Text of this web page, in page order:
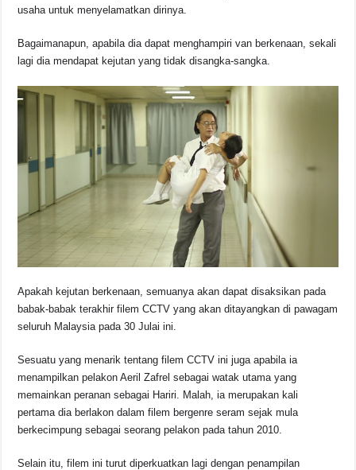
usaha untuk menyelamatkan dirinya.
Bagaimanapun, apabila dia dapat menghampiri van berkenaan, sekali
lagi dia mendapat kejutan yang tidak disangka-sangka.
Apakah kejutan berkenaan, semuanya akan dapat disaksikan pada
babak-babak terakhir filem CCTV yang akan ditayangkan di pawagam
seluruh Malaysia pada 30 Julai ini.
Sesuatu yang menarik tentang filem CCTV ini juga apabila ia
menampilkan pelakon Aeril Zafrel sebagai watak utama yang
memainkan peranan sebagai Hariri. Malah, ia merupakan kali
pertama dia berlakon dalam filem bergenre seram sejak mula
berkecimpung sebagai seorang pelakon pada tahun 2010.
Selain itu, filem ini turut diperkuatkan lagi dengan penampilan